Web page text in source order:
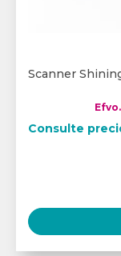
Scanner
Consulte